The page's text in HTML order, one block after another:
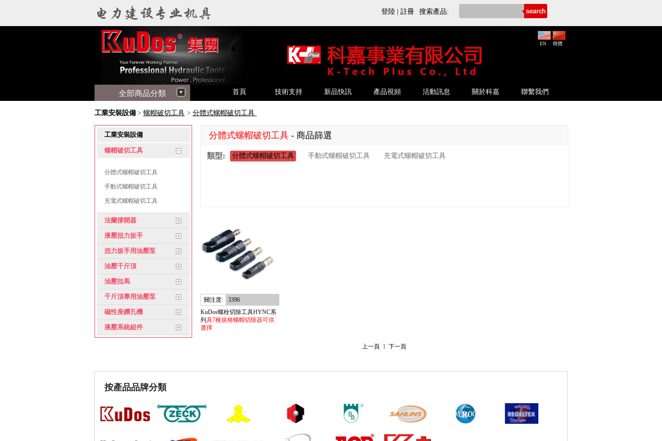
搜索產品:
登陸 註冊
全部商品分類
簡體
EN
首頁 技術支持 新品快訊 產品視頻 活動訊息 關於科嘉 聯繫我們
工業安裝設備 > 螺帽破切工具 > 分體式螺帽破切工具
工業安裝設備
螺帽破切工具
分體式螺帽破切工具
手動式螺帽破切工具
充電式螺帽破切工具
法蘭撐開器
液壓扭力扳手
扭力扳手用油壓泵
油壓千斤頂
油壓拉馬
千斤頂專用油壓泵
磁性座鑽孔機
液壓系統組件
分體式螺帽破切工具 - 商品篩選
類型: 分體式螺帽破切工具 手動式螺帽破切工具 充電式螺帽破切工具
關注度:
3396
KuDos螺栓切除工具HYNC系
列 具7種規格螺帽切除器可供
選擇
上一頁 1 下一頁
按產品品牌分類